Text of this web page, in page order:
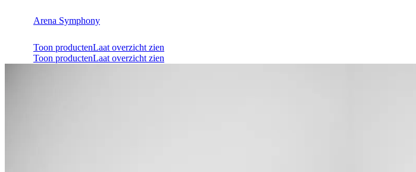
Arena Symphony
Toon productenLaat overzicht zien
Toon productenLaat overzicht zien